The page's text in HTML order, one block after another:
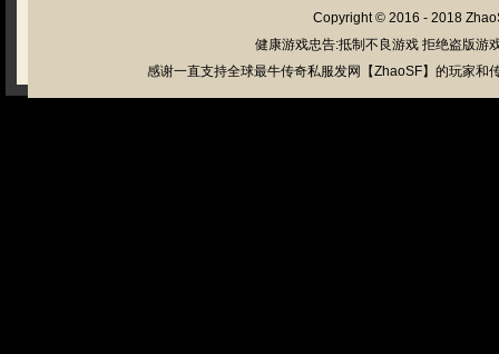
Copyright © 2016 - 2018
健康游戏忠告:抵制不良游戏 拒绝盗版游
感谢一直支持全球最牛传奇私服发网【ZhaoSF】的玩家和